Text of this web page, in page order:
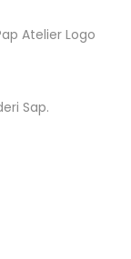
Atelier Logo
Sap.